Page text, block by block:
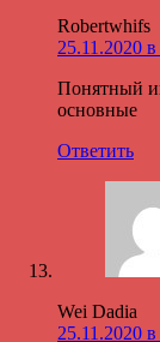
Robertwhifs
25.11.2020
Понятный
основные
Ответить
Wei Dadia
25.11.2020